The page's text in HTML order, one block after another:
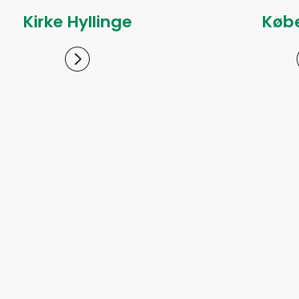
Kirke Hyllinge